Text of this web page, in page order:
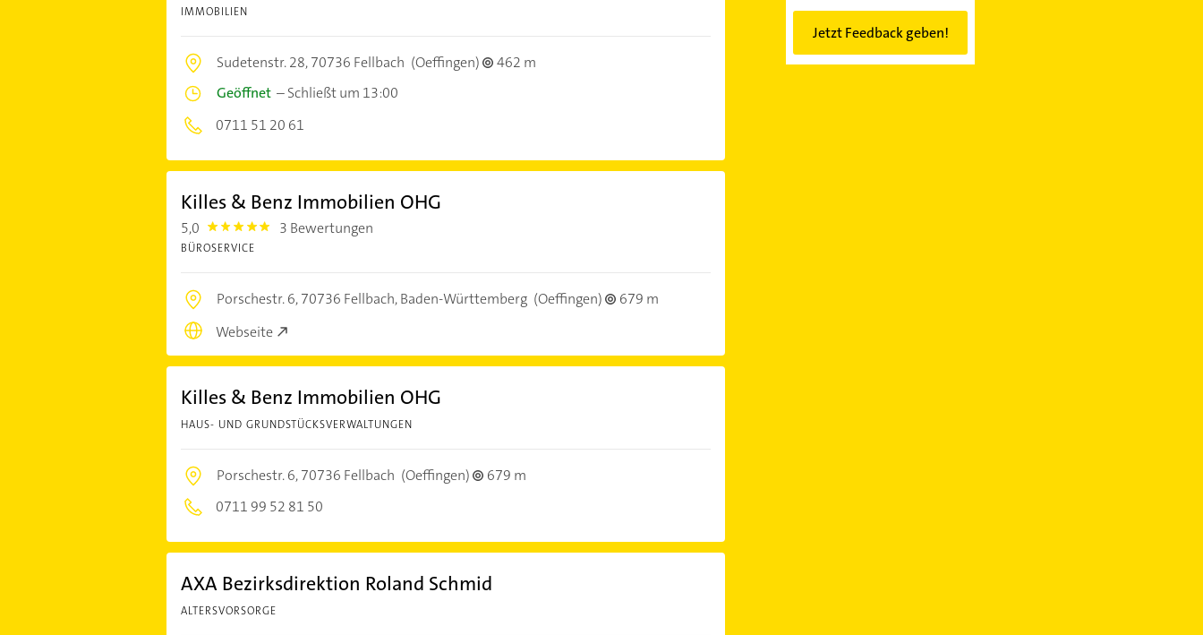
IMMOBILIEN
Sudetenstr. 28,70736 Fellbach (Oeffingen)
462 m
Geöffnet–Schließt um 13:00
0711 51 20 61
Killes & Benz Immobilien OHG
5,0 5.0 3 Bewertungen
BÜROSERVICE
Porschestr. 6,70736 Fellbach, Baden-Württemberg (Oeffingen)
679 m
Webseite
Killes & Benz Immobilien OHG
HAUS- UND GRUNDSTÜCKSVERWALTUNGEN
Porschestr. 6,70736 Fellbach (Oeffingen)
679 m
0711 99 52 81 50
AXA Bezirksdirektion Roland Schmid
ALTERSVORSORGE
Jetzt Feedback geben!